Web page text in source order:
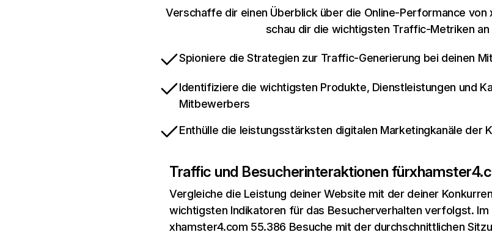
Verschaffe dir einen Überblick über die Online-Performance von
schau dir die wichtigsten Traffic-Metriken an
Spioniere die Strategien zur Traffic-Generierung bei deinen
Identifiziere die wichtigsten Produkte, Dienstleistungen und
Mitbewerbers
Enthülle die leistungsstärksten digitalen Marketingkanäle der
Traffic und Besucherinteraktionen für
Vergleiche die Leistung deiner Website mit der deiner
wichtigsten Indikatoren für das Besucherverhalten verfolgst. Im
xhamster4.com 55.386 Besuche mit der durchschnittlichen